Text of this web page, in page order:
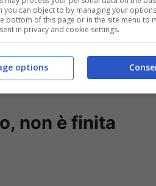
non è finita
you can object to by managing your
bottom of this page or in the site menu to
in privacy and cookie settings.
options